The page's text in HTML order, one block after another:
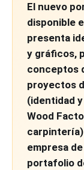
El nuevo
disponible
presenta
y gráficos,
conceptos
proyectos
(identidad
Wood
empresa
portafolio